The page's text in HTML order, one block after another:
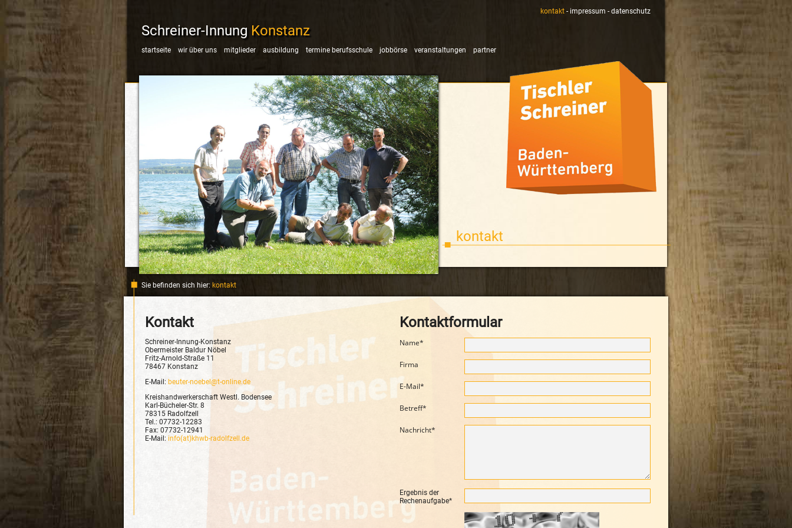
kontakt - impressum - datenschutz
Schreiner-Innung Konstanz
startseite wir über uns mitglieder ausbildung termine berufsschule jobbörse veranstaltungen partner
kontakt
Sie befinden sich hier: kontakt
Kontakt
Schreiner-Innung-Konstanz
Obermeister Baldur Nöbel
Fritz-Arnold-Straße 11
78467 Konstanz
E-Mail: beuter-noebel@t-online.de
Kreishandwerkerschaft Westl. Bodensee
Karl-Bücheler-Str. 8
78315 Radolfzell
Tel.: 07732-12283
Fax: 07732-12941
E-Mail: info(at)khwb-radolfzell.de
Kontaktformular
Name*
Firma
E-Mail*
Betreff*
Nachricht*
Ergebnis der
Rechenaufgabe*